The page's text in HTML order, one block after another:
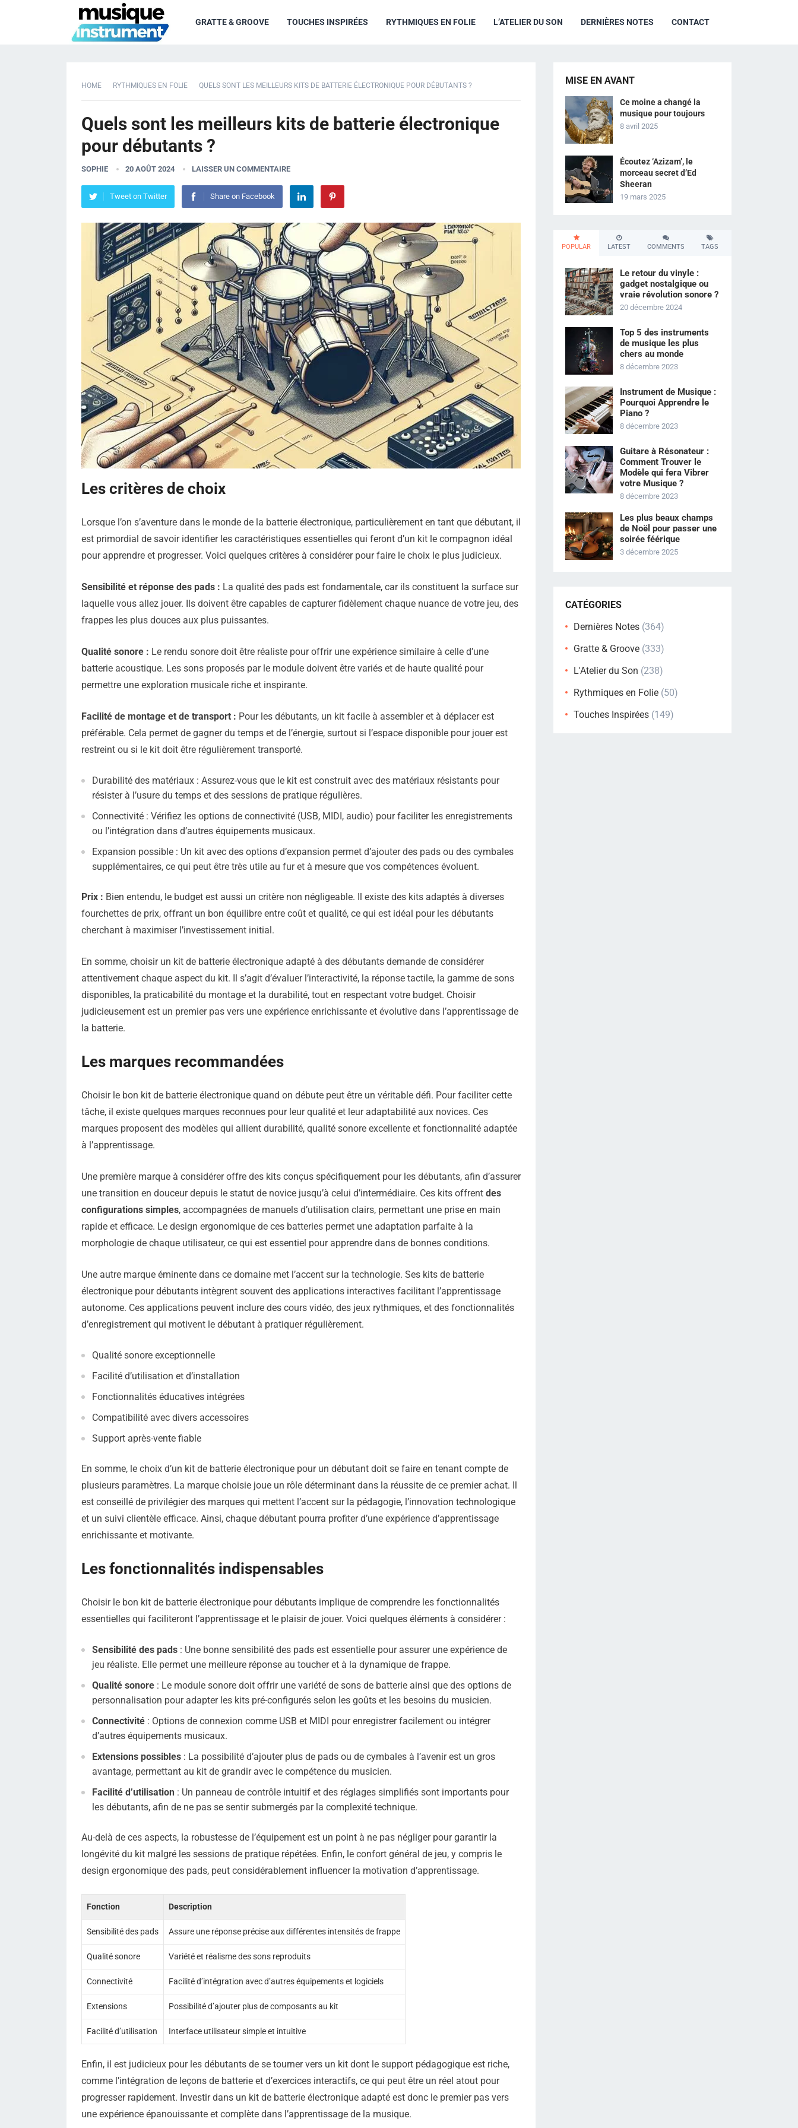
GRATTE & GROOVE TOUCHES INSPIRÉES RYTHMIQUES EN FOLIE L’ATELIER DU SON DERNIÈRES NOTES CONTACT
HOME RYTHMIQUES EN FOLIE QUELS SONT LES MEILLEURS KITS DE BATTERIE ÉLECTRONIQUE POUR DÉBUTANTS ?
Quels sont les meilleurs kits de batterie électronique
pour débutants ?
SOPHIE 20 AOÛT 2024 LAISSER UN COMMENTAIRE
Tweet on Twitter Share on Facebook
Les critères de choix
Lorsque l’on s’aventure dans le monde de la batterie électronique, particulièrement en tant que débutant, il
est primordial de savoir identifier les caractéristiques essentielles qui feront d’un kit le compagnon idéal
pour apprendre et progresser. Voici quelques critères à considérer pour faire le choix le plus judicieux.
Sensibilité et réponse des pads : La qualité des pads est fondamentale, car ils constituent la surface sur
laquelle vous allez jouer. Ils doivent être capables de capturer fidèlement chaque nuance de votre jeu, des
frappes les plus douces aux plus puissantes.
Qualité sonore : Le rendu sonore doit être réaliste pour offrir une expérience similaire à celle d’une
batterie acoustique. Les sons proposés par le module doivent être variés et de haute qualité pour
permettre une exploration musicale riche et inspirante.
Facilité de montage et de transport : Pour les débutants, un kit facile à assembler et à déplacer est
préférable. Cela permet de gagner du temps et de l’énergie, surtout si l’espace disponible pour jouer est
restreint ou si le kit doit être régulièrement transporté.
Durabilité des matériaux : Assurez-vous que le kit est construit avec des matériaux résistants pour
résister à l’usure du temps et des sessions de pratique régulières.
Connectivité : Vérifiez les options de connectivité (USB, MIDI, audio) pour faciliter les enregistrements
ou l’intégration dans d’autres équipements musicaux.
Expansion possible : Un kit avec des options d’expansion permet d’ajouter des pads ou des cymbales
supplémentaires, ce qui peut être très utile au fur et à mesure que vos compétences évoluent.
Prix : Bien entendu, le budget est aussi un critère non négligeable. Il existe des kits adaptés à diverses
fourchettes de prix, offrant un bon équilibre entre coût et qualité, ce qui est idéal pour les débutants
cherchant à maximiser l’investissement initial.
En somme, choisir un kit de batterie électronique adapté à des débutants demande de considérer
attentivement chaque aspect du kit. Il s’agit d’évaluer l’interactivité, la réponse tactile, la gamme de sons
disponibles, la praticabilité du montage et la durabilité, tout en respectant votre budget. Choisir
judicieusement est un premier pas vers une expérience enrichissante et évolutive dans l’apprentissage de
la batterie.
Les marques recommandées
Choisir le bon kit de batterie électronique quand on débute peut être un véritable défi. Pour faciliter cette
tâche, il existe quelques marques reconnues pour leur qualité et leur adaptabilité aux novices. Ces
marques proposent des modèles qui allient durabilité, qualité sonore excellente et fonctionnalité adaptée
à l’apprentissage.
Une première marque à considérer offre des kits conçus spécifiquement pour les débutants, afin d’assurer
une transition en douceur depuis le statut de novice jusqu’à celui d’intermédiaire. Ces kits offrent des
configurations simples, accompagnées de manuels d’utilisation clairs, permettant une prise en main
rapide et efficace. Le design ergonomique de ces batteries permet une adaptation parfaite à la
morphologie de chaque utilisateur, ce qui est essentiel pour apprendre dans de bonnes conditions.
Une autre marque éminente dans ce domaine met l’accent sur la technologie. Ses kits de batterie
électronique pour débutants intègrent souvent des applications interactives facilitant l’apprentissage
autonome. Ces applications peuvent inclure des cours vidéo, des jeux rythmiques, et des fonctionnalités
d’enregistrement qui motivent le débutant à pratiquer régulièrement.
Qualité sonore exceptionnelle
Facilité d’utilisation et d’installation
Fonctionnalités éducatives intégrées
Compatibilité avec divers accessoires
Support après-vente fiable
En somme, le choix d’un kit de batterie électronique pour un débutant doit se faire en tenant compte de
plusieurs paramètres. La marque choisie joue un rôle déterminant dans la réussite de ce premier achat. Il
est conseillé de privilégier des marques qui mettent l’accent sur la pédagogie, l’innovation technologique
et un suivi clientèle efficace. Ainsi, chaque débutant pourra profiter d’une expérience d’apprentissage
enrichissante et motivante.
Les fonctionnalités indispensables
Choisir le bon kit de batterie électronique pour débutants implique de comprendre les fonctionnalités
essentielles qui faciliteront l’apprentissage et le plaisir de jouer. Voici quelques éléments à considérer :
Sensibilité des pads : Une bonne sensibilité des pads est essentielle pour assurer une expérience de
jeu réaliste. Elle permet une meilleure réponse au toucher et à la dynamique de frappe.
Qualité sonore : Le module sonore doit offrir une variété de sons de batterie ainsi que des options de
personnalisation pour adapter les kits pré-configurés selon les goûts et les besoins du musicien.
Connectivité : Options de connexion comme USB et MIDI pour enregistrer facilement ou intégrer
d’autres équipements musicaux.
Extensions possibles : La possibilité d’ajouter plus de pads ou de cymbales à l’avenir est un gros
avantage, permettant au kit de grandir avec le compétence du musicien.
Facilité d’utilisation : Un panneau de contrôle intuitif et des réglages simplifiés sont importants pour
les débutants, afin de ne pas se sentir submergés par la complexité technique.
Au-delà de ces aspects, la robustesse de l’équipement est un point à ne pas négliger pour garantir la
longévité du kit malgré les sessions de pratique répétées. Enfin, le confort général de jeu, y compris le
design ergonomique des pads, peut considérablement influencer la motivation d’apprentissage.
Fonction Description
Sensibilité des pads Assure une réponse précise aux différentes intensités de frappe
Qualité sonore Variété et réalisme des sons reproduits
Connectivité Facilité d’intégration avec d’autres équipements et logiciels
Extensions Possibilité d’ajouter plus de composants au kit
Facilité d’utilisation Interface utilisateur simple et intuitive
Enfin, il est judicieux pour les débutants de se tourner vers un kit dont le support pédagogique est riche,
comme l’intégration de leçons de batterie et d’exercices interactifs, ce qui peut être un réel atout pour
progresser rapidement. Investir dans un kit de batterie électronique adapté est donc le premier pas vers
une expérience épanouissante et complète dans l’apprentissage de la musique.
MISE EN AVANT
Ce moine a changé la
musique pour toujours
8 avril 2025
Écoutez ‘Azizam’, le
morceau secret d’Ed
Sheeran
19 mars 2025
POPULAR LATEST COMMENTS TAGS
Le retour du vinyle :
gadget nostalgique ou
vraie révolution sonore ?
20 décembre 2024
Top 5 des instruments
de musique les plus
chers au monde
8 décembre 2023
Instrument de Musique :
Pourquoi Apprendre le
Piano ?
8 décembre 2023
Guitare à Résonateur :
Comment Trouver le
Modèle qui fera Vibrer
votre Musique ?
8 décembre 2023
Les plus beaux champs
de Noël pour passer une
soirée féérique
3 décembre 2025
CATÉGORIES
Dernières Notes (364)
Gratte & Groove (333)
L'Atelier du Son (238)
Rythmiques en Folie (50)
Touches Inspirées (149)